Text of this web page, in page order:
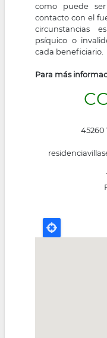
como puede
contacto con el
circunstancias
psíquico o
cada beneficiario.
Para más
45260